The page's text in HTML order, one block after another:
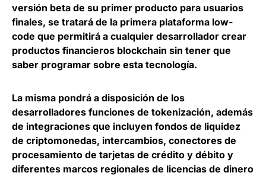
versión beta de su primer producto para usuarios
finales, se tratará de la primera plataforma low-
code que permitirá a cualquier desarrollador crear
productos financieros blockchain sin tener que
saber programar sobre esta tecnología.
La misma pondrá a disposición de los
desarrolladores funciones de tokenización, además
de integraciones que incluyen fondos de liquidez
de criptomonedas, intercambios, conectores de
procesamiento de tarjetas de crédito y débito y
diferentes marcos regionales de licencias de dinero